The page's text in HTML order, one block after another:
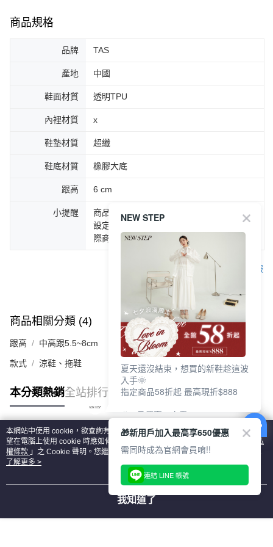
商品規格
品牌 TAS
產地 中國
鞋面材質 透明TPU
內裡材質 x
鞋墊材質 超纖
鞋底材質 橡膠大底
跟高 6 cm
小提醒
商品圖片顏色會因拍攝燈光環境或個人螢幕
設定不同，而造成部份色差現象，顏色以實
際商品為主。
客服
商品相關分類 (4) 查看全部
跟高 中高跟5.5~8cm
款式 涼鞋、拖鞋
本分類熱銷全站排行
熱門標籤
本網站中使用 cookie，欲查詢有關本網站使用 cookie 方式之詳情，及若您不希
望在電腦上使用 cookie 時應如何變更電腦的 cookie 設定，請參閱本網站「
隱私
權條款 」之 Cookie 聲明。您繼續使用本網站即表示您同意本公司得按本網站使
用條款之 Cookie 聲明使用 cookie。
了解更多 >
我知道了
NEW STEP
夏天還沒結束，想買的新鞋趁這波
入手🌞
指定商品58折起 最高現折$888
🎉 8月優惠一次看
①LINE購物最高10%回饋
②每周限定品現折200
③指定商品58折起 最高現折$888
上班鞋、休閒鞋、涼鞋一次逛齊
好搭、出遊好走、聚會也漂亮
🎁新用戶加入最高享650優惠
需同時成為官網會員唷!!
連結 LINE 帳號